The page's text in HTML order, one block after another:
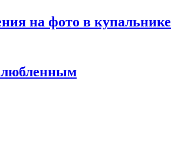
на фото в купальнике